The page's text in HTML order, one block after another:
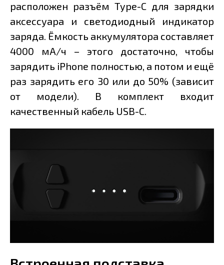
расположен разъём Type-C для зарядки
аксессуара и светодиодный индикатор
заряда. Ёмкость аккумулятора составляет
4000 мА/ч – этого достаточно, чтобы
зарядить iPhone полностью, а потом и ещё
раз зарядить его 30 или до 50% (зависит
от модели). В комплект входит
качественный кабель USB-C.